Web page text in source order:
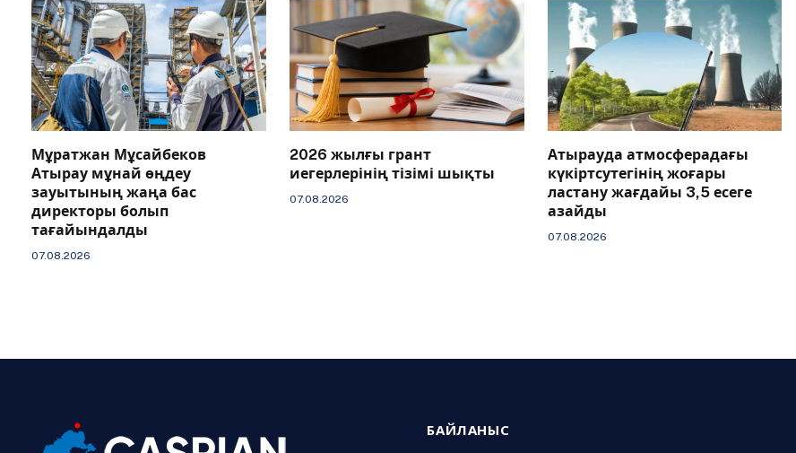
Мұратжан Мұсайбеков
Атырау мұнай өңдеу
зауытының жаңа бас
директоры болып
тағайындалды
07.08.2026
2026 жылғы грант
иегерлерінің тізімі шықты
07.08.2026
Атырауда атмосферадағы
күкіртсутегінің жоғары
ластану жағдайы 3,5 есеге
азайды
07.08.2026
БАЙЛАНЫС